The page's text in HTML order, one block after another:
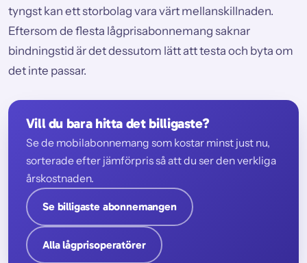
tyngst kan ett storbolag vara värt mellanskillnaden.
Eftersom de flesta lågprisabonnemang saknar
bindningstid är det dessutom lätt att testa och byta om
det inte passar.
Vill du bara hitta det billigaste?
Se de mobilabonnemang som kostar minst just nu,
sorterade efter jämförpris så att du ser den verkliga
årskostnaden.
Se billigaste abonnemangen
Alla lågprisoperatörer